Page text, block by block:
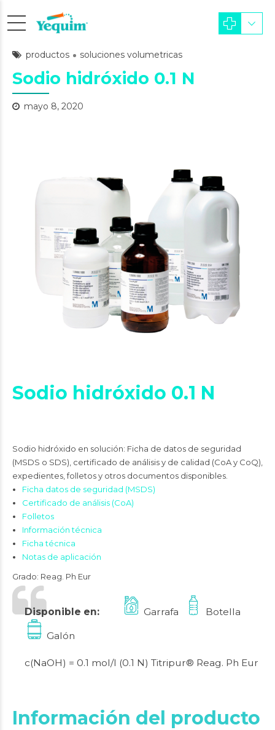
productos soluciones volumetricas
Sodio hidróxido 0.1 N
mayo 8, 2020
Sodio hidróxido 0.1 N
Sodio hidróxido en solución: Ficha de datos de seguridad
(MSDS o SDS), certificado de análisis y de calidad (CoA y CoQ),
expedientes, folletos y otros documentos disponibles.
Ficha datos de seguridad (MSDS)
Certificado de análisis (CoA)
Folletos
Información técnica
Ficha técnica
Notas de aplicación
Grado: Reag. Ph Eur
Disponible en: Garrafa Botella
Galón
c(NaOH) = 0.1 mol/l (0.1 N) Titripur® Reag. Ph Eur
Información del producto